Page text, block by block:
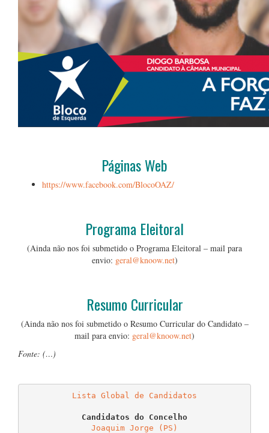
Páginas Web
https://www.facebook.com/BlocoOAZ/
Programa Eleitoral
(Ainda não nos foi submetido o Programa Eleitoral – mail para
envio: geral@knoow.net)
Resumo Curricular
(Ainda não nos foi submetido o Resumo Curricular do Candidato –
mail para envio: geral@knoow.net)
Fonte: (…)
Lista Global de Candidatos
Joaquim Jorge (PS)